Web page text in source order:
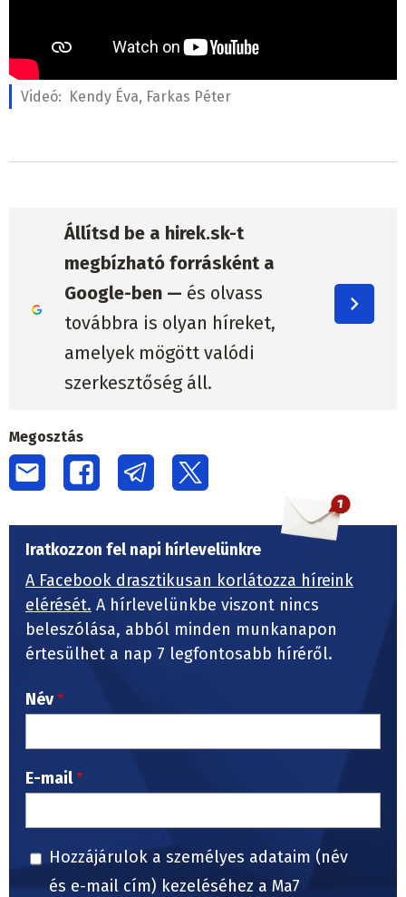
Videó: Kendy Éva, Farkas Péter
Állítsd be a hirek.sk-t
megbízható forrásként a
Google-ben — és olvass
továbbra is olyan híreket,
amelyek mögött valódi
szerkesztőség áll.
Megosztás
Iratkozzon fel napi hírlevelünkre
A Facebook drasztikusan korlátozza híreink
elérését. A hírlevelünkbe viszont nincs
beleszólása, abból minden munkanapon
értesülhet a nap 7 legfontosabb híréről.
Név
E-mail
Hozzájárulok a személyes adataim (név
és e-mail cím) kezeléséhez a Ma7